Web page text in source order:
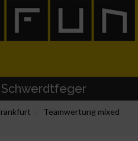
Schwerdtfeger
Teamwertung mixed